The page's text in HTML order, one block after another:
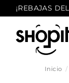
¡REBAJAS
Inicio